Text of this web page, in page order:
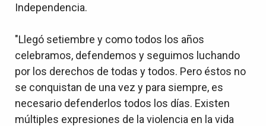
Independencia.
"Llegó setiembre y como todos los años
celebramos, defendemos y seguimos luchando
por los derechos de todas y todos. Pero éstos no
se conquistan de una vez y para siempre, es
necesario defenderlos todos los días. Existen
múltiples expresiones de la violencia en la vida